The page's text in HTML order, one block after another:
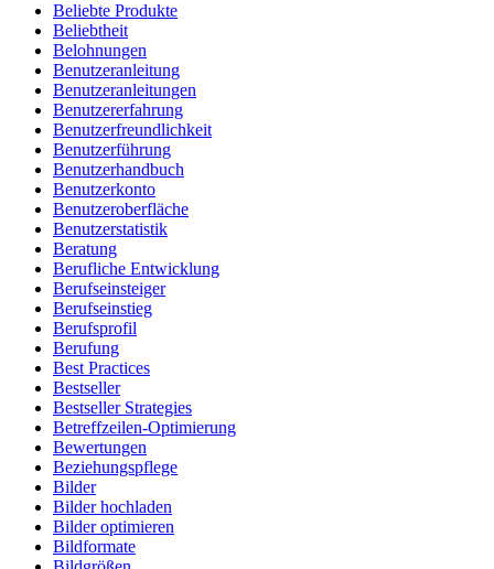
Beliebte Produkte
Beliebtheit
Belohnungen
Benutzeranleitung
Benutzeranleitungen
Benutzererfahrung
Benutzerfreundlichkeit
Benutzerführung
Benutzerhandbuch
Benutzerkonto
Benutzeroberfläche
Benutzerstatistik
Beratung
Berufliche Entwicklung
Berufseinsteiger
Berufseinstieg
Berufsprofil
Berufung
Best Practices
Bestseller
Bestseller Strategies
Betreffzeilen-Optimierung
Bewertungen
Beziehungspflege
Bilder
Bilder hochladen
Bilder optimieren
Bildformate